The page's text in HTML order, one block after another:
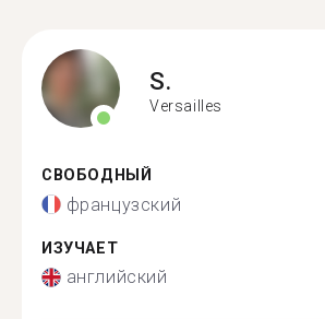
S.
Versailles
СВОБОДНЫЙ
французский
ИЗУЧАЕТ
английский